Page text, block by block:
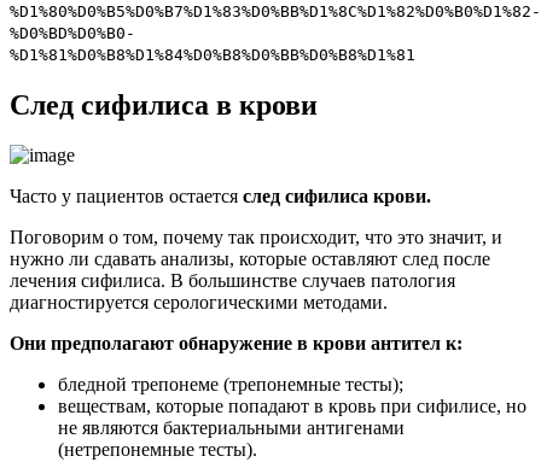
%D1%80%D0%B5%D0%B7%D1%83%D0%BB%D1%8C%D1%82%D0%B0%D1%82-
%D0%BD%D0%B0-
%D1%81%D0%B8%D1%84%D0%B8%D0%BB%D0%B8%D1%81
След сифилиса в крови
Часто у пациентов остается след сифилиса крови.
Поговорим о том, почему так происходит, что это значит, и
нужно ли сдавать анализы, которые оставляют след после
лечения сифилиса. В большинстве случаев патология
диагностируется серологическими методами.
Они предполагают обнаружение в крови антител к:
бледной трепонеме (трепонемные тесты);
веществам, которые попадают в кровь при сифилисе, но
не являются бактериальными антигенами
(нетрепонемные тесты).